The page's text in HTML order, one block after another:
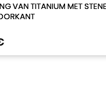
VAN TITANIUM MET